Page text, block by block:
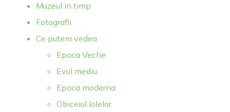
Muzeul in timp
Fotografii
Ce putem vedea
Epoca Veche
Evul mediu
Epoca moderna
Obiceiul lolelor